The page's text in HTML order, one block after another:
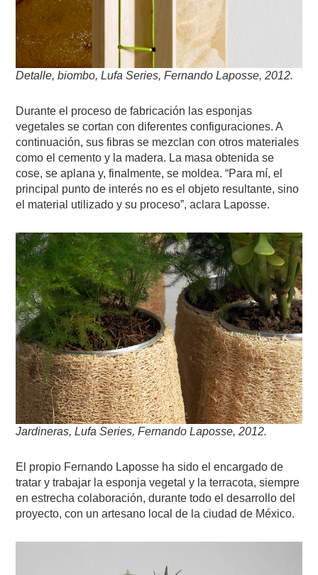
Detalle, biombo, Lufa Series, Fernando Laposse, 2012.
Durante el proceso de fabricación las esponjas
vegetales se cortan con diferentes configuraciones. A
continuación, sus fibras se mezclan con otros materiales
como el cemento y la madera. La masa obtenida se
cose, se aplana y, finalmente, se moldea. “Para mí, el
principal punto de interés no es el objeto resultante, sino
el material utilizado y su proceso”, aclara Laposse.
Jardineras, Lufa Series, Fernando Laposse, 2012.
El propio Fernando Laposse ha sido el encargado de
tratar y trabajar la esponja vegetal y la terracota, siempre
en estrecha colaboración, durante todo el desarrollo del
proyecto, con un artesano local de la ciudad de México.